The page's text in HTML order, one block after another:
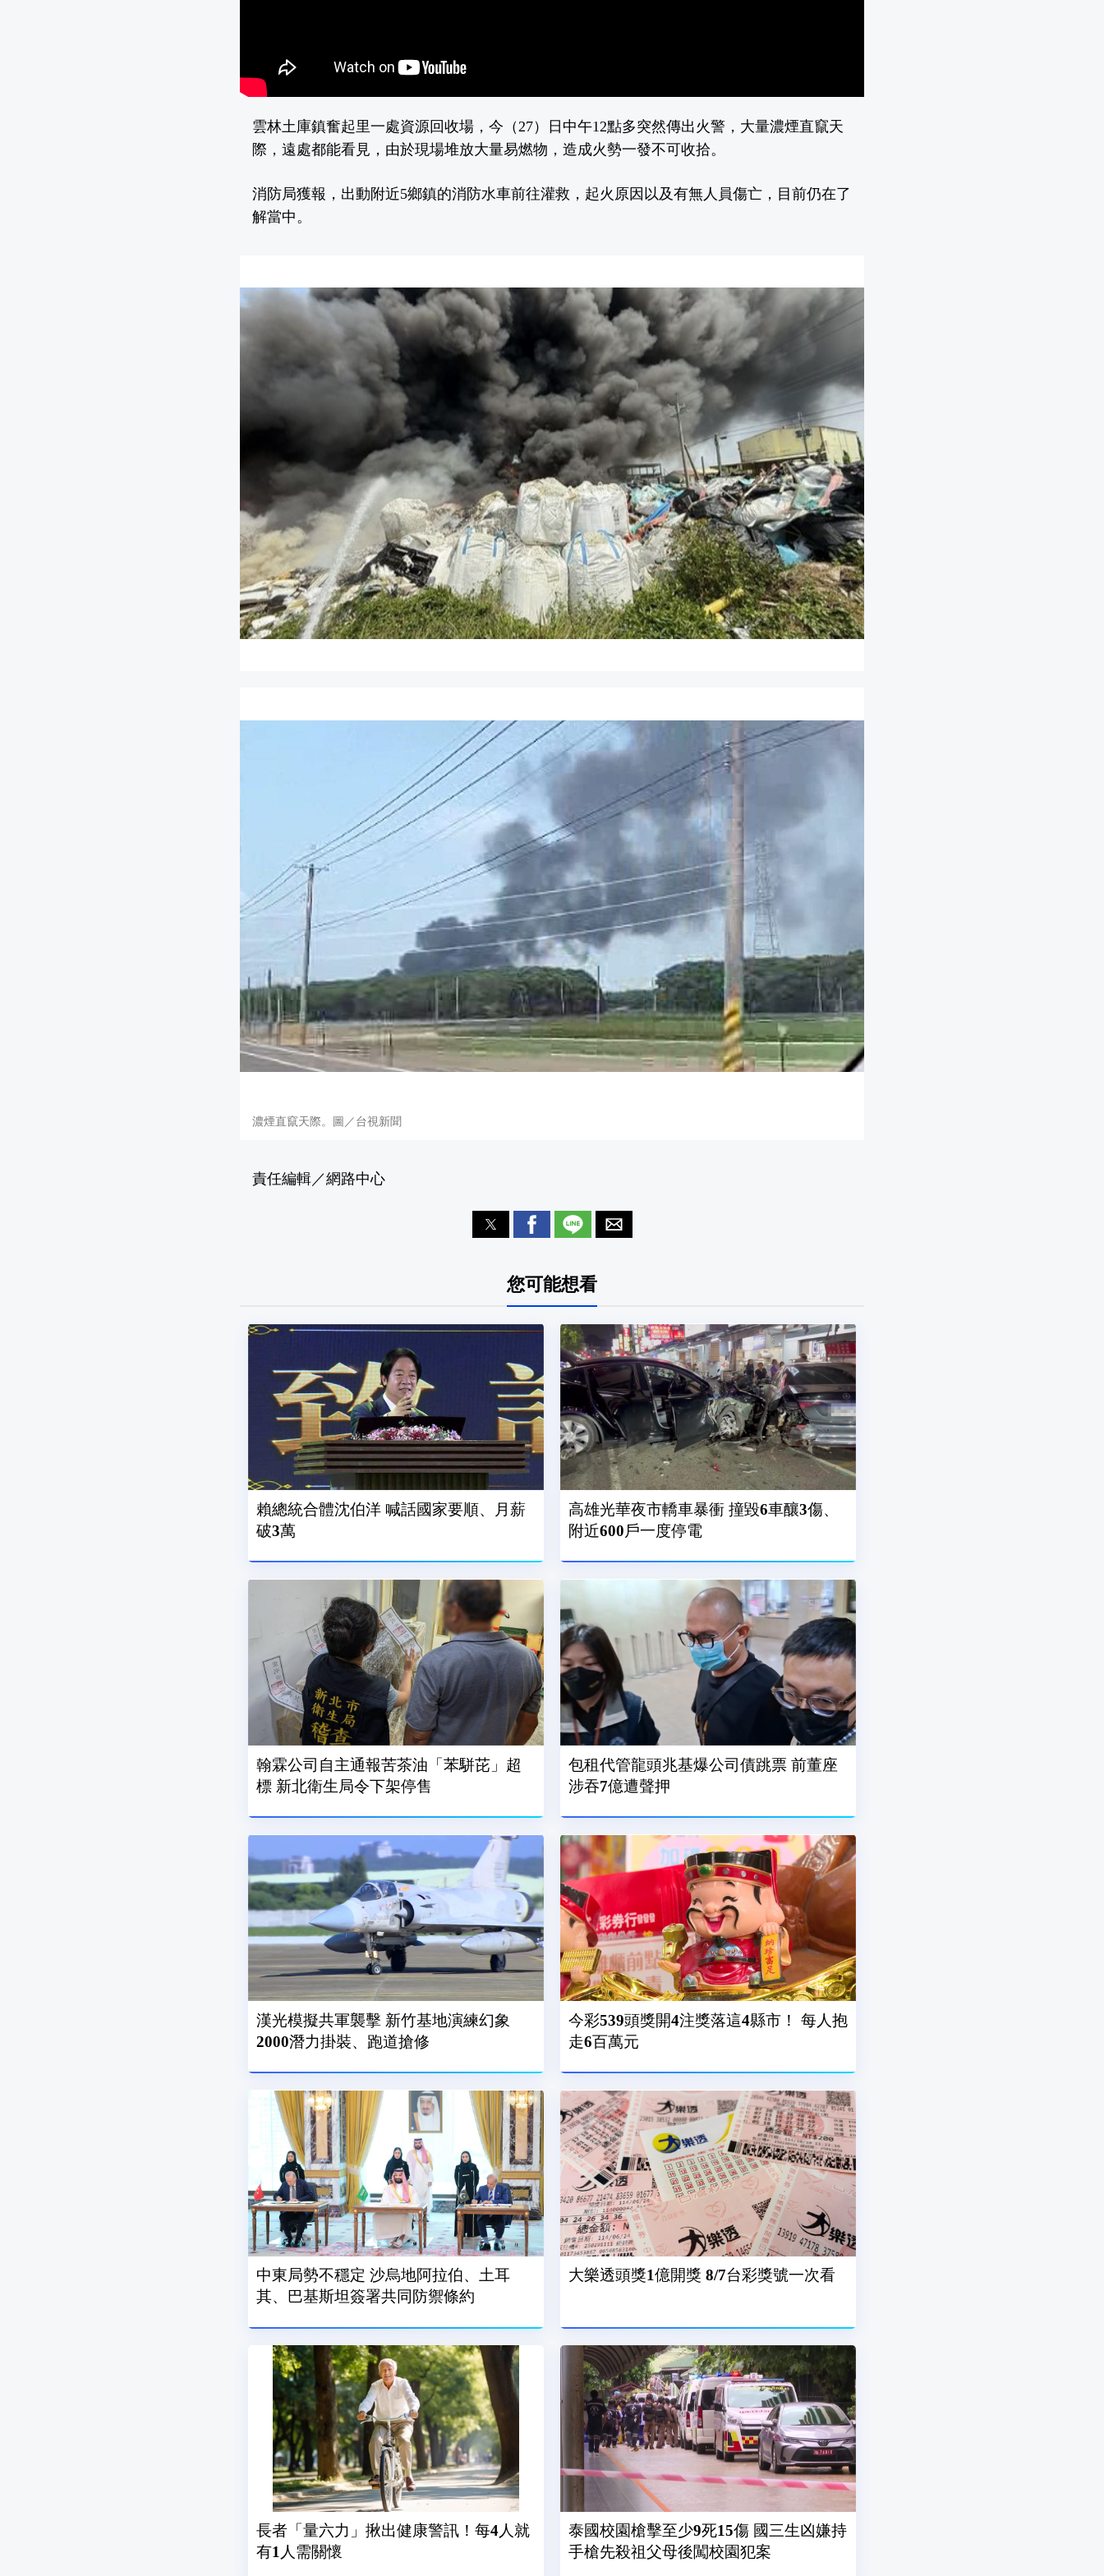
雲林土庫鎮奮起里一處資源回收場，今（27）日中午12點多突然傳出火警，大量濃煙直竄天
際，遠處都能看見，由於現場堆放大量易燃物，造成火勢一發不可收拾。
消防局獲報，出動附近5鄉鎮的消防水車前往灌救，起火原因以及有無人員傷亡，目前仍在了
解當中。
濃煙直竄天際。圖／台視新聞
責任編輯／網路中心
您可能想看
賴總統合體沈伯洋 喊話國家要順、月薪
破3萬
高雄光華夜市轎車暴衝 撞毀6車釀3傷、
附近600戶一度停電
翰霖公司自主通報苦茶油「苯駢芘」超
標 新北衛生局令下架停售
包租代管龍頭兆基爆公司債跳票 前董座
涉吞7億遭聲押
漢光模擬共軍襲擊 新竹基地演練幻象
2000潛力掛裝、跑道搶修
今彩539頭獎開4注獎落這4縣市！ 每人抱
走6百萬元
中東局勢不穩定 沙烏地阿拉伯、土耳
其、巴基斯坦簽署共同防禦條約
大樂透頭獎1億開獎 8/7台彩獎號一次看
長者「量六力」揪出健康警訊！每4人就
有1人需關懷
泰國校園槍擊至少9死15傷 國三生凶嫌持
手槍先殺祖父母後闖校園犯案